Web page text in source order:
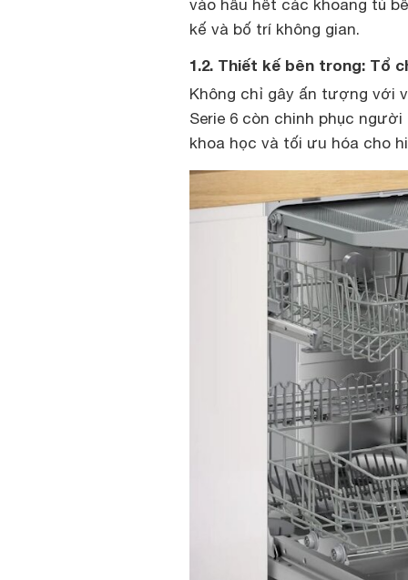
vào hầu hết các khoang tủ
kế và bố trí không gian.
1.2. Thiết kế bên trong: Tổ
Không chỉ gây ấn tượng với
Serie 6 còn chinh phục
khoa học và tối ưu hóa cho